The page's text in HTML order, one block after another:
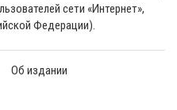
сети «Интернет»,
Федерации).
Об издании